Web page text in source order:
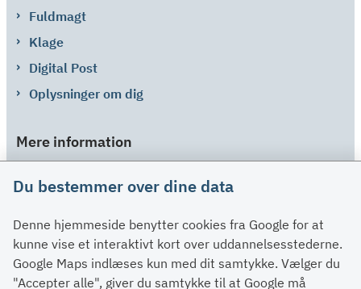
Fuldmagt
Klage
Digital Post
Oplysninger om dig
Mere information
Spørgsmål og svar
Kontakt
Paragraffer
Du bestemmer over dine data
Denne hjemmeside benytter cookies fra Google for at
kunne vise et interaktivt kort over uddannelsesstederne.
Google Maps indlæses kun med dit samtykke. Vælger du
"Accepter alle", giver du samtykke til at Google må